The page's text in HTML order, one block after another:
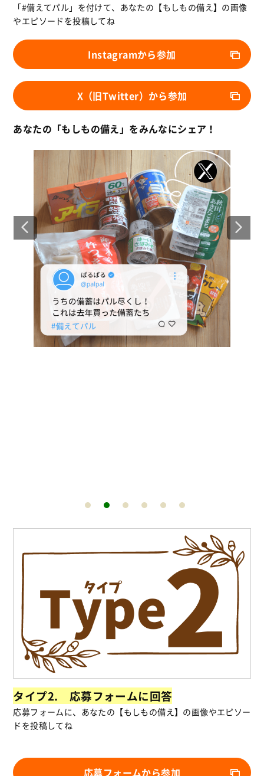
「#備えてパル」を付けて、あなたの【もしもの備え】の画像
やエピソードを投稿してね
Instagramから参加
X（旧Twitter）から参加
あなたの「もしもの備え」をみんなにシェア！
タイプ2. 応募フォームに回答
応募フォームに、あなたの【もしもの備え】の画像やエピソー
ドを投稿してね
応募フォームから参加